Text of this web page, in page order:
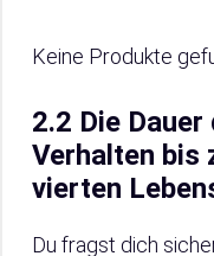
Keine Produkte
2.2 Die
Verhalten bis
vierten
Du fragst dich